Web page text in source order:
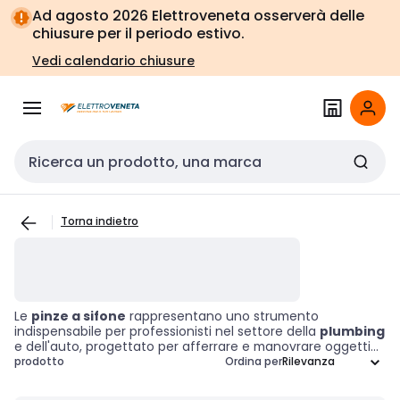
Vai alla
navigazione
Vai
alla
pagina
Ad agosto 2026 Elettroveneta osserverà delle
chiusure per il periodo estivo.
Vedi calendario chiusure
Cerca input
Torna indietro
Le pinze a sifone rappresentano uno strumento
indispensabile per professionisti nel settore della plumbing
e dell'auto, progettato per afferrare e manovrare oggetti
con precisione. Grazie alle ganasce regolabili, queste pinze
prodotto Ordina per